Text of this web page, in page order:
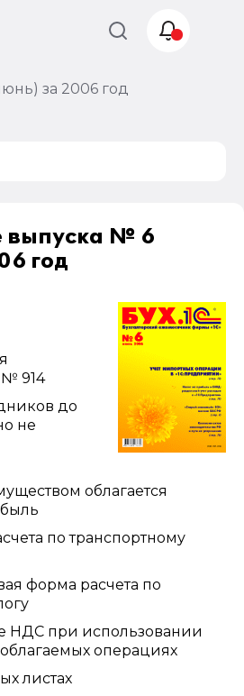
за 2006 год
выпуска № 6
год
№ 914
до
не
облагается
по транспортному
форма расчета по
НДС при использовании
операциях
листах